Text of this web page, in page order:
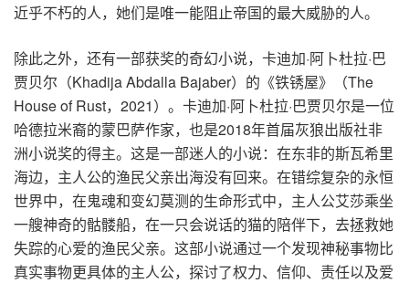
近乎不朽的人，她们是唯一能阻止帝国的最大威胁的人。
除此之外，还有一部获奖的奇幻小说，卡迪加·阿卜杜拉·巴
贾贝尔（Khadija Abdalla Bajaber）的《铁锈屋》（The
House of Rust，2021）。卡迪加·阿卜杜拉·巴贾贝尔是一位
哈德拉米裔的蒙巴萨作家，也是2018年首届灰狼出版社非
洲小说奖的得主。这是一部迷人的小说：在东非的斯瓦希里
海边，主人公的渔民父亲出海没有回来。在错综复杂的永恒
世界中，在鬼魂和变幻莫测的生命形式中，主人公艾莎乘坐
一艘神奇的骷髅船，在一只会说话的猫的陪伴下，去拯救她
失踪的心爱的渔民父亲。这部小说通过一个发现神秘事物比
真实事物更具体的主人公，探讨了权力、信仰、责任以及爱